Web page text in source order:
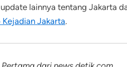
lainnya tentang Jakarta
Kejadian Jakarta.